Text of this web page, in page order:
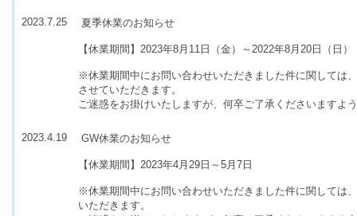
2023.7.25 夏季休業のお知らせ
【休業期間】2023年8月11日（金）～2022年8月20日（日）
※休業期間中にお問い合わせいただきました件に関しては
させていただきます。
ご迷惑をお掛けいたしますが、何卒ご了承くださいますよ
2023.4.19 GW休業のお知らせ
【休業期間】2023年4月29日～5月7日
※休業期間中にお問い合わせいただきました件に関しては
いただきます。